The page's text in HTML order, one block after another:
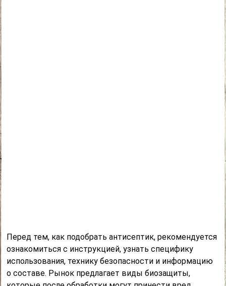
Перед тем, как подобрать антисептик, рекомендуется
ознакомиться с инструкцией, узнать специфику
использования, технику безопасности и информацию
о составе. Рынок предлагает виды биозащиты,